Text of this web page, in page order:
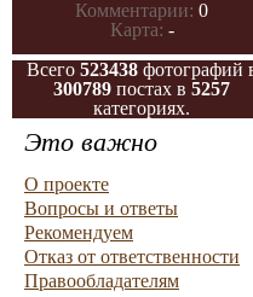
Комментарии: 0
Карта: -
Всего 523438 фотографий
300789 постах в5257
категориях.
Это важно
О проекте
Вопросы и ответы
Рекомендуем
Отказ от ответственности
Правообладателям